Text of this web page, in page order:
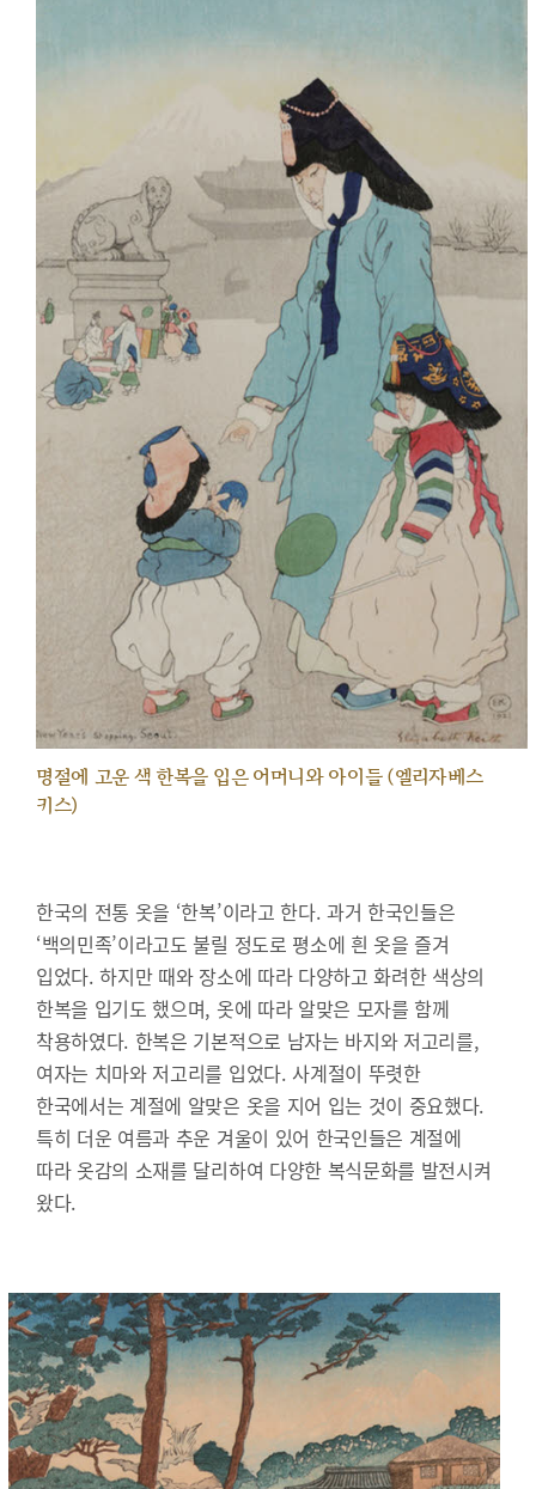
명절에 고운 색 한복을 입은 어머니와 아이들 (엘리자베스
키스)
한국의 전통 옷을 ‘한복’이라고 한다. 과거 한국인들은
‘백의민족’이라고도 불릴 정도로 평소에 흰 옷을 즐겨
입었다. 하지만 때와 장소에 따라 다양하고 화려한 색상의
한복을 입기도 했으며, 옷에 따라 알맞은 모자를 함께
착용하였다. 한복은 기본적으로 남자는 바지와 저고리를,
여자는 치마와 저고리를 입었다. 사계절이 뚜렷한
한국에서는 계절에 알맞은 옷을 지어 입는 것이 중요했다.
특히 더운 여름과 추운 겨울이 있어 한국인들은 계절에
따라 옷감의 소재를 달리하여 다양한 복식문화를 발전시켜
왔다.